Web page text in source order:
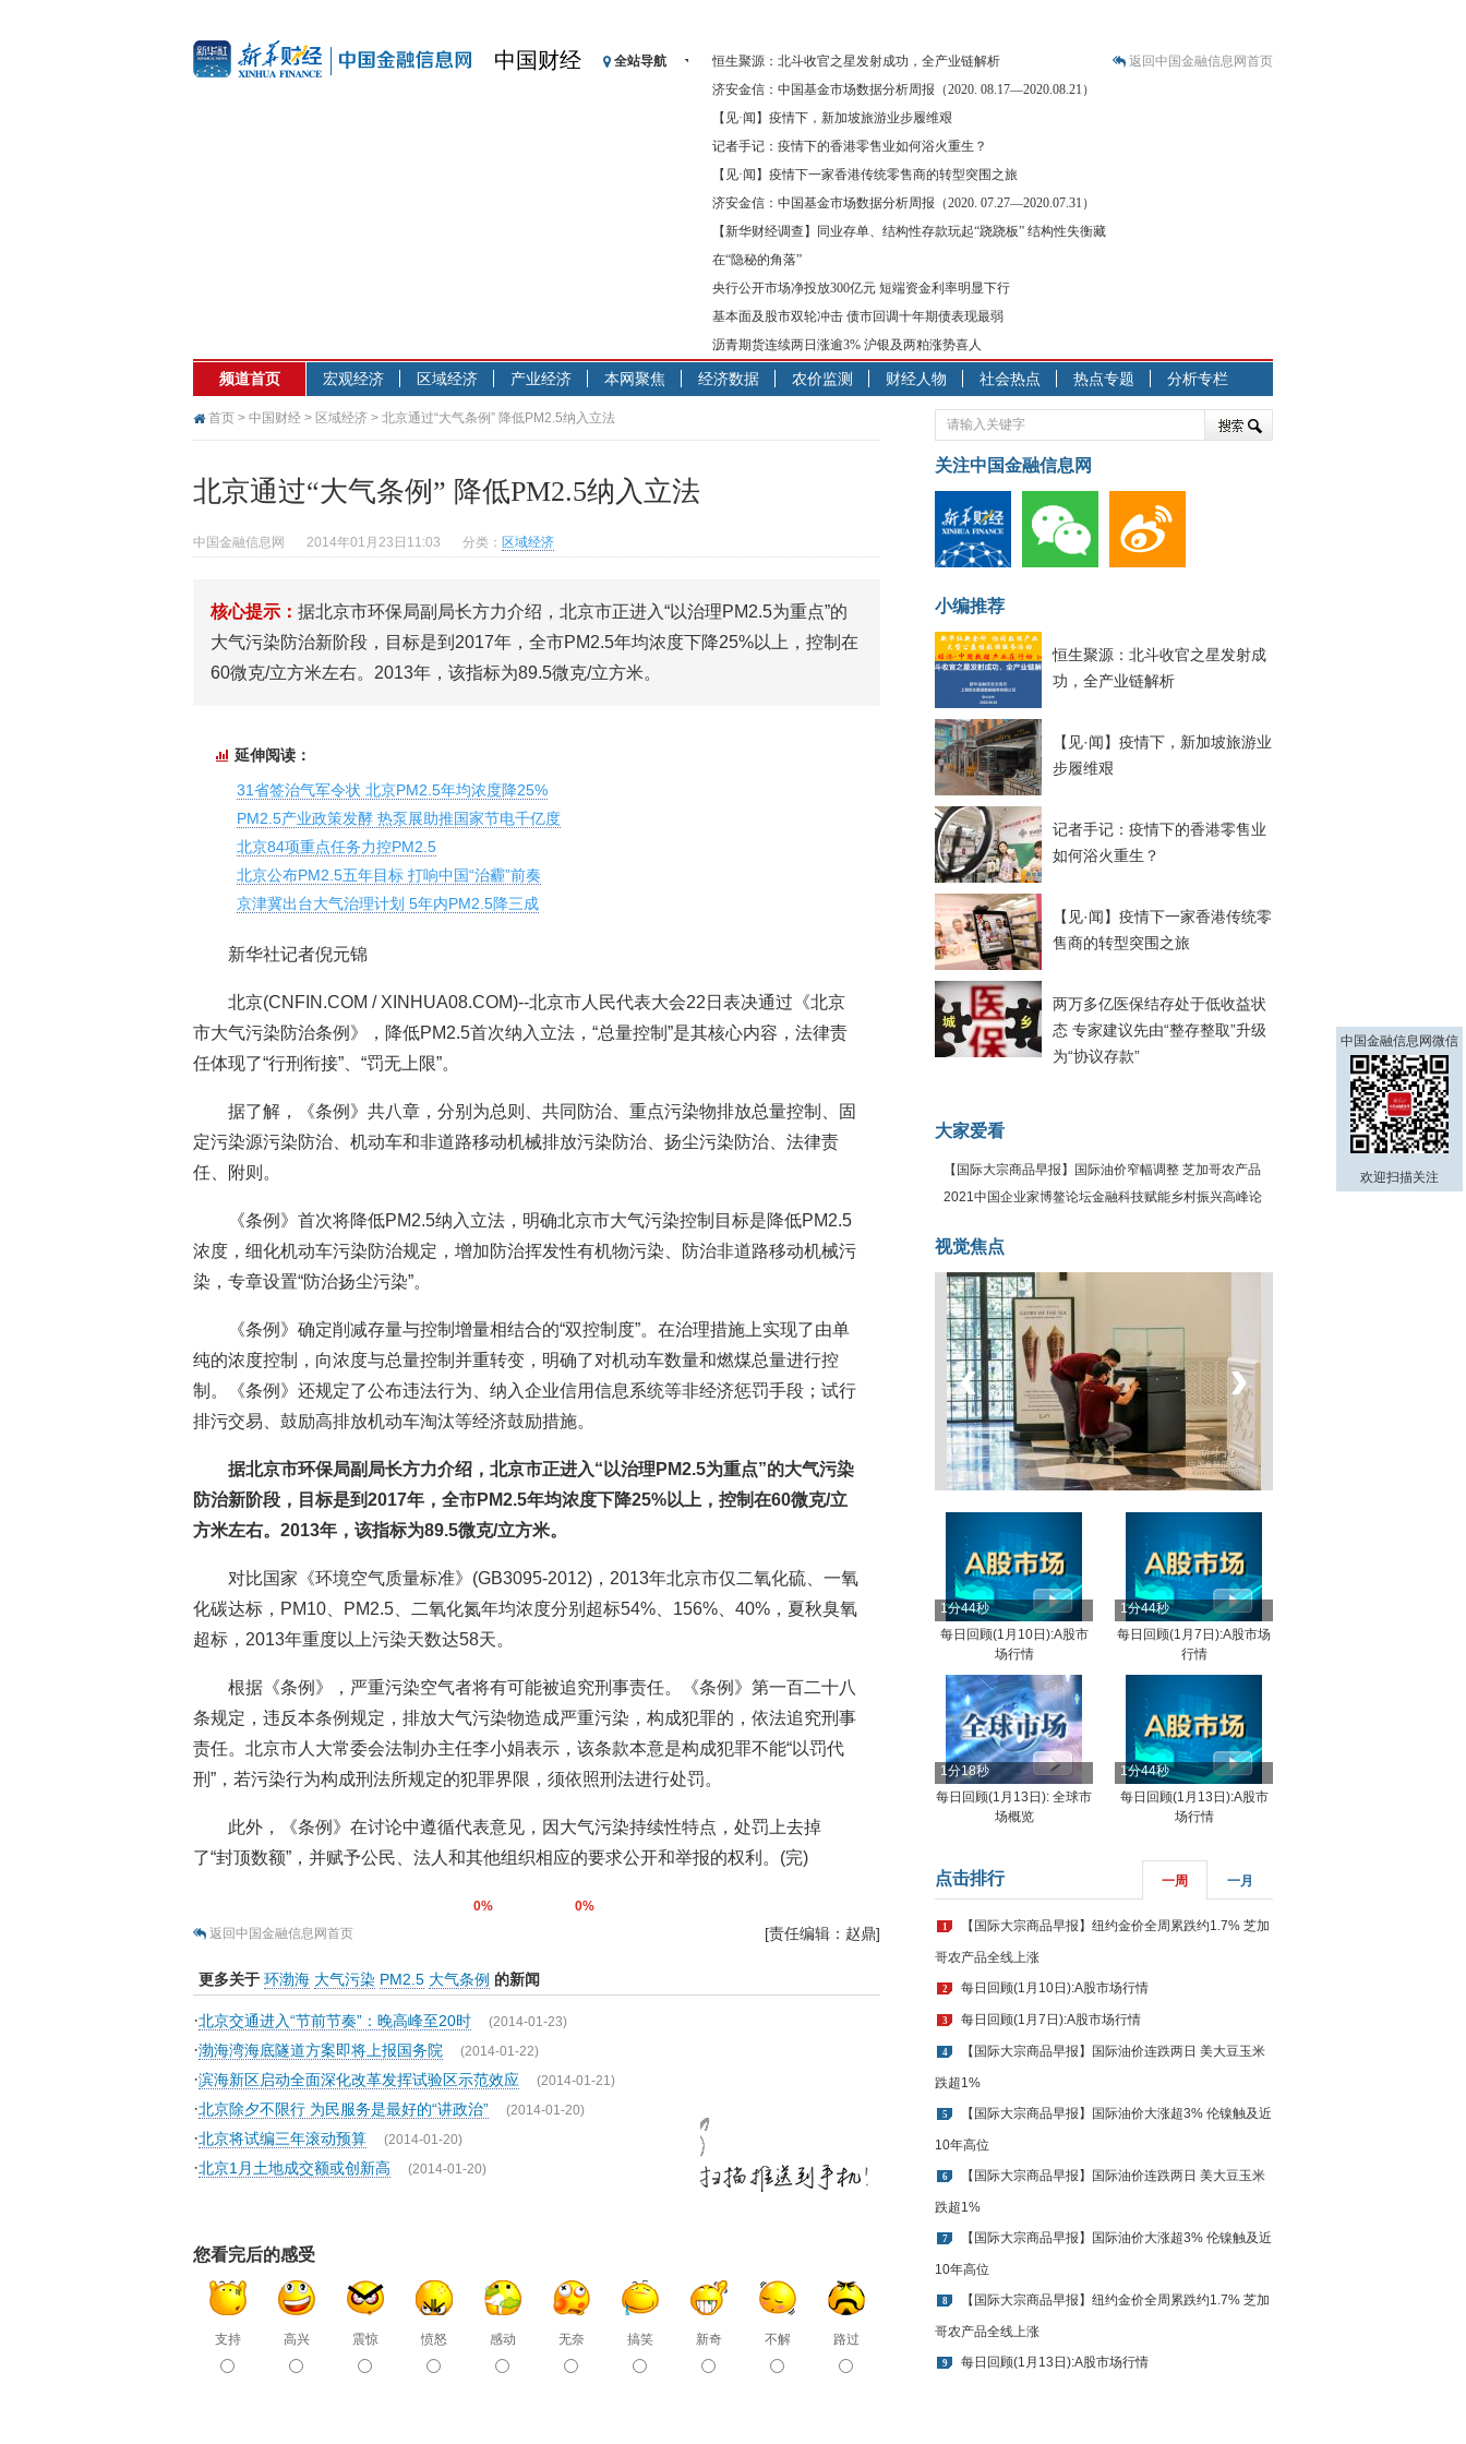
中国财经 全站导航
恒生聚源：北斗收官之星发射成功，全产业链解析
济安金信：中国基金市场数据分析周报（2020. 08.17—2020.08.21）
【见·闻】疫情下，新加坡旅游业步履维艰
记者手记：疫情下的香港零售业如何浴火重生？
【见·闻】疫情下一家香港传统零售商的转型突围之旅
济安金信：中国基金市场数据分析周报（2020. 07.27—2020.07.31）
【新华财经调查】同业存单、结构性存款玩起“跷跷板” 结构性失衡藏
在“隐秘的角落”
央行公开市场净投放300亿元 短端资金利率明显下行
基本面及股市双轮冲击 债市回调十年期债表现最弱
沥青期货连续两日涨逾3% 沪银及两粕涨势喜人
返回中国金融信息网首页
频道首页 宏观经济 区域经济 产业经济 本网聚焦 经济数据 农价监测 财经人物 社会热点 热点专题 分析专栏
首页 > 中国财经 > 区域经济 > 北京通过“大气条例” 降低PM2.5纳入立法
北京通过“大气条例” 降低PM2.5纳入立法
中国金融信息网 2014年01月23日11:03 分类： 区域经济
核心提示： 据北京市环保局副局长方力介绍，北京市正进入“以治理PM2.5为重点”的
大气污染防治新阶段，目标是到2017年，全市PM2.5年均浓度下降25%以上，控制在
60微克/立方米左右。2013年，该指标为89.5微克/立方米。
延伸阅读：
31省签治气军令状 北京PM2.5年均浓度降25%
PM2.5产业政策发酵 热泵展助推国家节电千亿度
北京84项重点任务力控PM2.5
北京公布PM2.5五年目标 打响中国“治霾”前奏
京津冀出台大气治理计划 5年内PM2.5降三成
新华社记者倪元锦
北京(CNFIN.COM / XINHUA08.COM)--北京市人民代表大会22日表决通过《北京
市大气污染防治条例》，降低PM2.5首次纳入立法，“总量控制”是其核心内容，法律责
任体现了“行刑衔接”、“罚无上限”。
据了解，《条例》共八章，分别为总则、共同防治、重点污染物排放总量控制、固
定污染源污染防治、机动车和非道路移动机械排放污染防治、扬尘污染防治、法律责
任、附则。
《条例》首次将降低PM2.5纳入立法，明确北京市大气污染控制目标是降低PM2.5
浓度，细化机动车污染防治规定，增加防治挥发性有机物污染、防治非道路移动机械污
染，专章设置“防治扬尘污染”。
《条例》确定削减存量与控制增量相结合的“双控制度”。在治理措施上实现了由单
纯的浓度控制，向浓度与总量控制并重转变，明确了对机动车数量和燃煤总量进行控
制。《条例》还规定了公布违法行为、纳入企业信用信息系统等非经济惩罚手段；试行
排污交易、鼓励高排放机动车淘汰等经济鼓励措施。
据北京市环保局副局长方力介绍，北京市正进入“以治理PM2.5为重点”的大气污染
防治新阶段，目标是到2017年，全市PM2.5年均浓度下降25%以上，控制在60微克/立
方米左右。2013年，该指标为89.5微克/立方米。
对比国家《环境空气质量标准》(GB3095-2012)，2013年北京市仅二氧化硫、一氧
化碳达标，PM10、PM2.5、二氧化氮年均浓度分别超标54%、156%、40%，夏秋臭氧
超标，2013年重度以上污染天数达58天。
根据《条例》，严重污染空气者将有可能被追究刑事责任。《条例》第一百二十八
条规定，违反本条例规定，排放大气污染物造成严重污染，构成犯罪的，依法追究刑事
责任。北京市人大常委会法制办主任李小娟表示，该条款本意是构成犯罪不能“以罚代
刑”，若污染行为构成刑法所规定的犯罪界限，须依照刑法进行处罚。
此外，《条例》在讨论中遵循代表意见，因大气污染持续性特点，处罚上去掉
了“封顶数额”，并赋予公民、法人和其他组织相应的要求公开和举报的权利。(完)
0%
0%
返回中国金融信息网首页
[责任编辑：赵鼎]
更多关于 环渤海 大气污染 PM2.5 大气条例 的新闻
·北京交通进入“节前节奏”：晚高峰至20时 (2014-01-23)
·渤海湾海底隧道方案即将上报国务院 (2014-01-22)
·滨海新区启动全面深化改革发挥试验区示范效应 (2014-01-21)
·北京除夕不限行 为民服务是最好的“讲政治” (2014-01-20)
·北京将试编三年滚动预算 (2014-01-20)
·北京1月土地成交额或创新高 (2014-01-20)
您看完后的感受
支持 高兴 震惊 愤怒 感动 无奈 搞笑 新奇 不解 路过
关注中国金融信息网
小编推荐
恒生聚源：北斗收官之星发射成
功，全产业链解析
【见·闻】疫情下，新加坡旅游业
步履维艰
记者手记：疫情下的香港零售业
如何浴火重生？
【见·闻】疫情下一家香港传统零
售商的转型突围之旅
两万多亿医保结存处于低收益状
态 专家建议先由“整存整取”升级
为“协议存款”
大家爱看
【国际大宗商品早报】国际油价窄幅调整 芝加哥农产品
全线下跌
2021中国企业家博鳌论坛金融科技赋能乡村振兴高峰论
视觉焦点
菲律宾：防疫降级
‹ ›
1分44秒
每日回顾(1月10日):A股市
场行情
1分44秒
每日回顾(1月7日):A股市场
行情
1分18秒
每日回顾(1月13日): 全球市
场概览
1分44秒
每日回顾(1月13日):A股市
场行情
点击排行 一周 一月
1 【国际大宗商品早报】纽约金价全周累跌约1.7% 芝加
哥农产品全线上涨
2 每日回顾(1月10日):A股市场行情
3 每日回顾(1月7日):A股市场行情
4 【国际大宗商品早报】国际油价连跌两日 美大豆玉米
跌超1%
5 【国际大宗商品早报】国际油价大涨超3% 伦镍触及近
10年高位
6 【国际大宗商品早报】国际油价连跌两日 美大豆玉米
跌超1%
7 【国际大宗商品早报】国际油价大涨超3% 伦镍触及近
10年高位
8 【国际大宗商品早报】纽约金价全周累跌约1.7% 芝加
哥农产品全线上涨
9 每日回顾(1月13日):A股市场行情
中国金融信息网微信
欢迎扫描关注